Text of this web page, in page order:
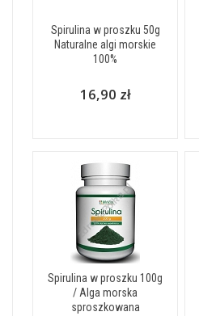
Spirulina w proszku 50g
Naturalne algi morskie
100%
16,90 zł
Spirulina w proszku 100g
/ Alga morska
sproszkowana